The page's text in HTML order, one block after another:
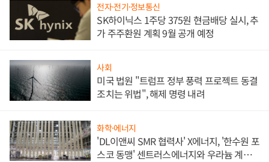
전자·전기·정보통신
SK하이닉스 1주당 375원 현금배당 실시, 추
가 주주환원 계획 9월 공개 예정
사회
미국 법원 "트럼프 정부 풍력 프로젝트 동결
조치는 위법", 해제 명령 내려
화학·에너지
'DL이앤씨 SMR 협력사' X에너지, '한수원 포
스코 동맹' 센트러스에너지와 우라늄 계약